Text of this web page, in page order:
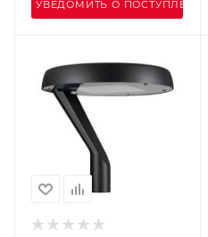
УВЕДОМИТЬ О ПОСТУПЛЕНИИ